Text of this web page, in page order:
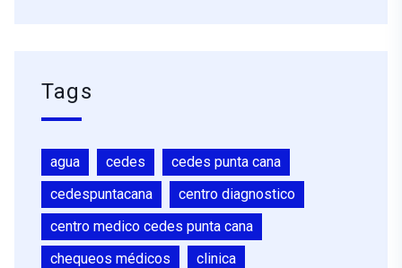
Tags
agua cedes
cedes punta cana
cedespuntacana
centro diagnostico
centro medico cedes punta cana
chequeos médicos
clinica